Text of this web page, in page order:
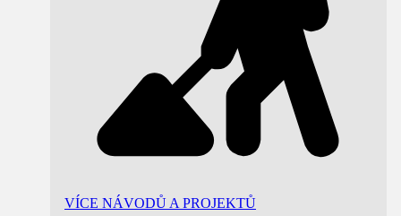
VÍCE NÁVODŮ A PROJEKTŮ